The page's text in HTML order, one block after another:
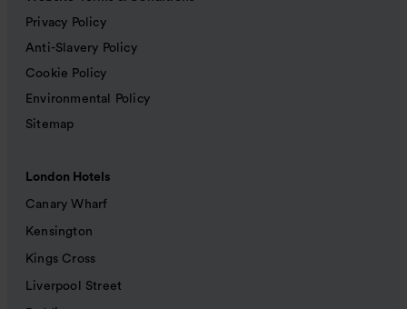
Privacy Policy
Anti-Slavery Policy
Cookie Policy
Environmental Policy
Sitemap
London Hotels
Canary Wharf
Kensington
Kings Cross
Liverpool Street